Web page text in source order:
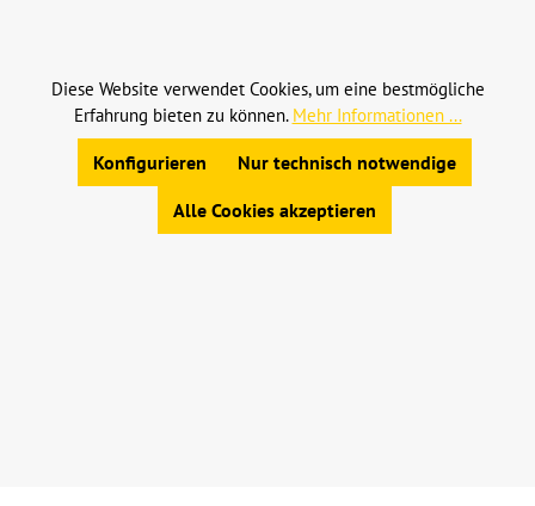
© 2023 Leinweber Landtechnik GmbH & Co. KG
Allgemeine Geschäftsbedingungen|
Widerrufsbelehrung
Impressum
Diese Website verwendet Cookies, um eine bestmögliche
Erfahrung bieten zu können. Mehr Informationen ...
Nur technisch notwendige
Konfigurieren
Alle Cookies akzeptieren